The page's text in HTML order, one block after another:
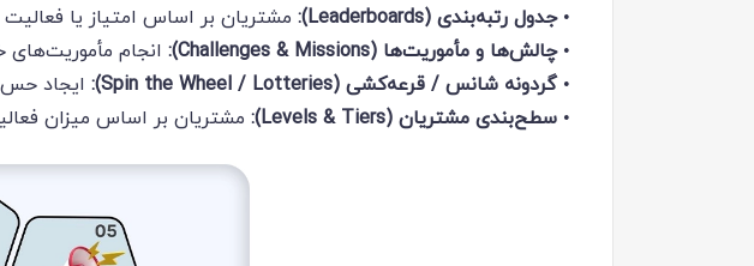
•جدول رتبه‌بندی (Leaderboards):
مشتریان بر اساس امتیاز یا فعالیت
•چالش‌ها و مأموریت‌ها (Challenges & Missions):
انجام
•گردونه شانس / قرعه‌کشی (Spin the Wheel / Lotteries):
ایجاد
• سطح‌بندی مشتریان (Levels & Tiers): مشتریان بر اساس میزان